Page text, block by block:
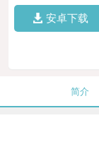
安卓下载
简介